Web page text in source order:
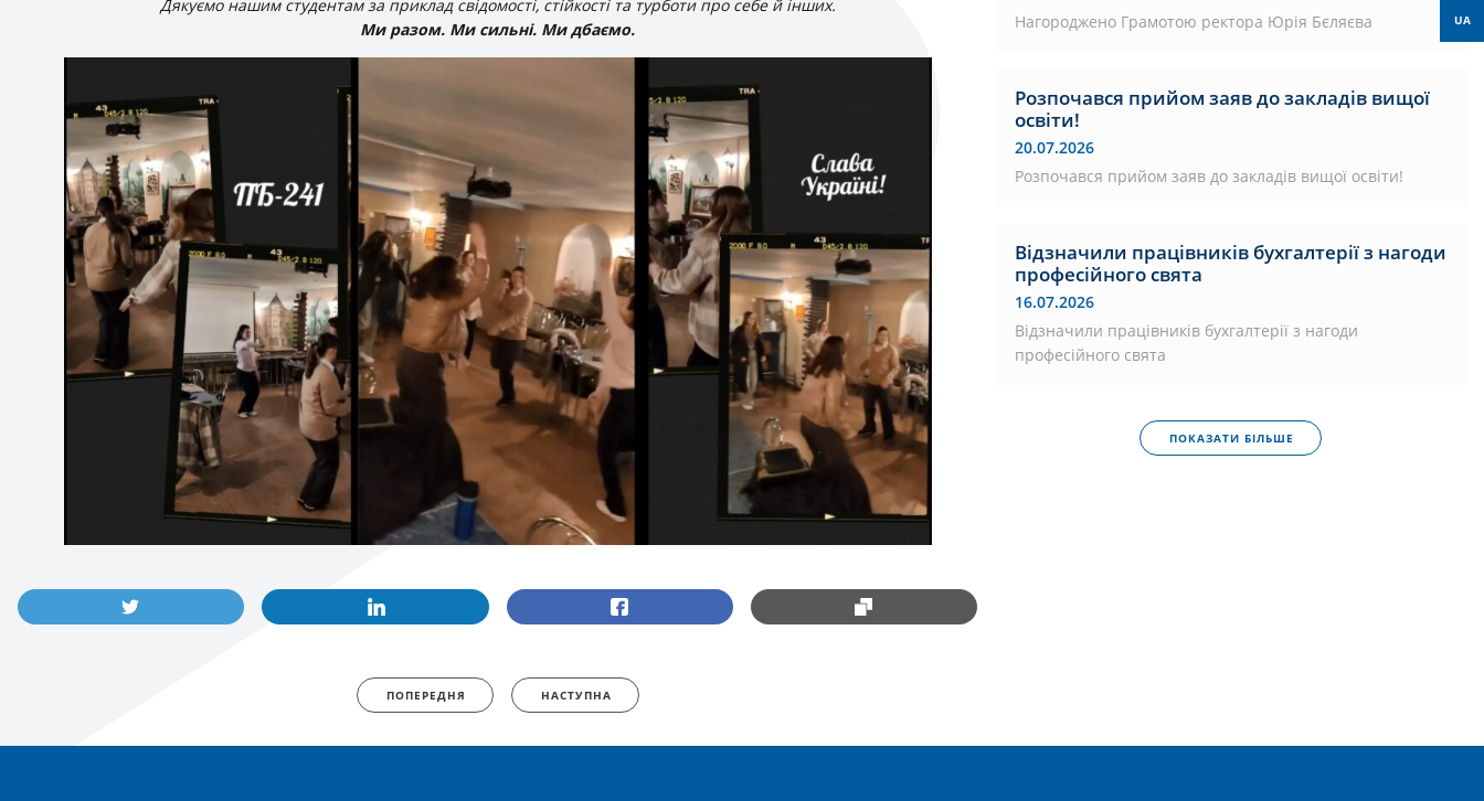
Дякуємо нашим студентам за приклад свідомості, стійкості та турботи про себе й інших.
Ми разом. Ми сильні. Ми дбаємо.
ПОПЕРЕДНЯ НАСТУПНА
Нагороджено Грамотою ректора Юрія Бєляєва
Розпочався прийом заяв до закладів вищої
освіти!
20.07.2026
Розпочався прийом заяв до закладів вищої освіти!
Відзначили працівників бухгалтерії з нагоди
професійного свята
16.07.2026
Відзначили працівників бухгалтерії з нагоди
професійного свята
ПОКАЗАТИ БІЛЬШЕ
UA